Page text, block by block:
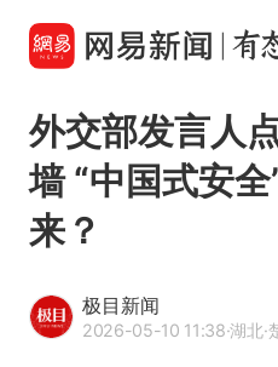
外交部发言人
墙 “中国式安
来？
极目新闻
2026-05-10 11:38·湖北·